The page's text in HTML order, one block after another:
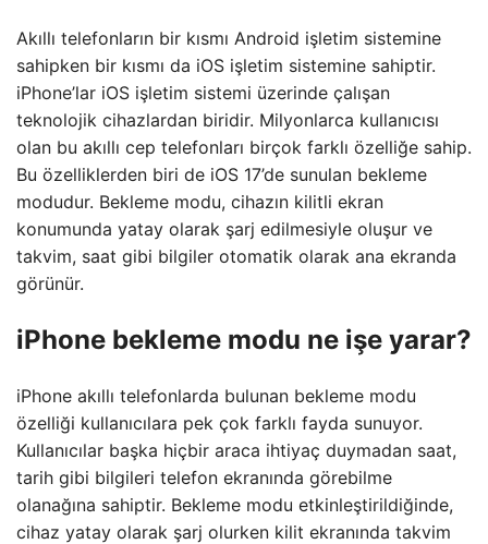
Akıllı telefonların bir kısmı Android işletim sistemine
sahipken bir kısmı da iOS işletim sistemine sahiptir.
iPhone’lar iOS işletim sistemi üzerinde çalışan
teknolojik cihazlardan biridir. Milyonlarca kullanıcısı
olan bu akıllı cep telefonları birçok farklı özelliğe sahip.
Bu özelliklerden biri de iOS 17’de sunulan bekleme
modudur. Bekleme modu, cihazın kilitli ekran
konumunda yatay olarak şarj edilmesiyle oluşur ve
takvim, saat gibi bilgiler otomatik olarak ana ekranda
görünür.
iPhone bekleme modu ne işe yarar?
iPhone akıllı telefonlarda bulunan bekleme modu
özelliği kullanıcılara pek çok farklı fayda sunuyor.
Kullanıcılar başka hiçbir araca ihtiyaç duymadan saat,
tarih gibi bilgileri telefon ekranında görebilme
olanağına sahiptir. Bekleme modu etkinleştirildiğinde,
cihaz yatay olarak şarj olurken kilit ekranında takvim